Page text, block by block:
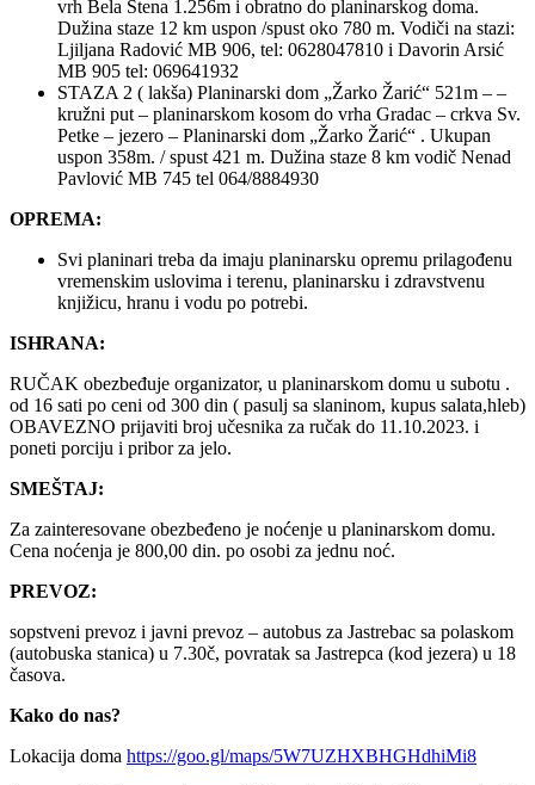
vrh Bela Stena 1.256m i obratno do planinarskog doma.
Dužina staze 12 km uspon /spust oko 780 m. Vodiči na stazi:
Ljiljana Radović MB 906, tel: 0628047810 i Davorin Arsić
MB 905 tel: 069641932
STAZA 2 ( lakša) Planinarski dom „Žarko Žarić“ 521m – –
kružni put – planinarskom kosom do vrha Gradac – crkva Sv.
Petke – jezero – Planinarski dom „Žarko Žarić“ . Ukupan
uspon 358m. / spust 421 m. Dužina staze 8 km vodič Nenad
Pavlović MB 745 tel 064/8884930
OPREMA:
Svi planinari treba da imaju planinarsku opremu prilagođenu
vremenskim uslovima i terenu, planinarsku i zdravstvenu
knjižicu, hranu i vodu po potrebi.
ISHRANA:
RUČAK obezbeđuje organizator, u planinarskom domu u subotu .
od 16 sati po ceni od 300 din ( pasulj sa slaninom, kupus salata,hleb)
OBAVEZNO prijaviti broj učesnika za ručak do 11.10.2023. i
poneti porciju i pribor za jelo.
SMEŠTAJ:
Za zainteresovane obezbeđeno je noćenje u planinarskom domu.
Cena noćenja je 800,00 din. po osobi za jednu noć.
PREVOZ:
sopstveni prevoz i javni prevoz – autobus za Jastrebac sa polaskom
(autobuska stanica) u 7.30č, povratak sa Jastrepca (kod jezera) u 18
časova.
Kako do nas?
Lokacija doma https://goo.gl/maps/5W7UZHXBHGHdhiMi8